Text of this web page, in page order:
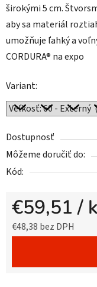
širokými 5 cm.
aby sa materiál
umožňuje ľahký a
CORDURA® na expo
Variant:
Dostupnosť
Môžeme doručiť do:
Kód:
€59,51/
€48,38 bez DPH